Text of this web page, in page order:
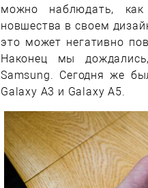
можно наблюдать, как
новшества в своем
это может негативно
Наконец мы
Samsung. Сегодня же
Galaxy A3 и Galaxy A5.